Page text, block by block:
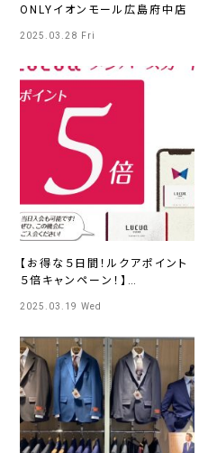
ONLYイオンモール広島府中店
2025.03.28 Fri
【お得な５日間！ルクアポイント
５倍キャンペーン！】
2025.03.19 Wed